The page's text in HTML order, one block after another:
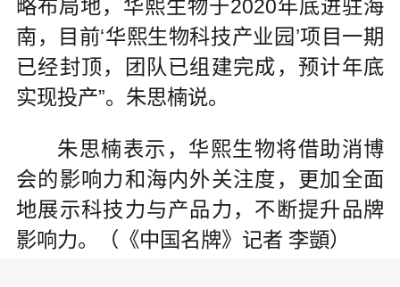
略布局地，华熙生物于2020年底进驻海
南，目前‘华熙生物科技产业园’项目一期
已经封顶，团队已组建完成，预计年底
实现投产”。朱思楠说。
朱思楠表示，华熙生物将借助消博
会的影响力和海内外关注度，更加全面
地展示科技力与产品力，不断提升品牌
影响力。（《中国名牌》记者 李顗）